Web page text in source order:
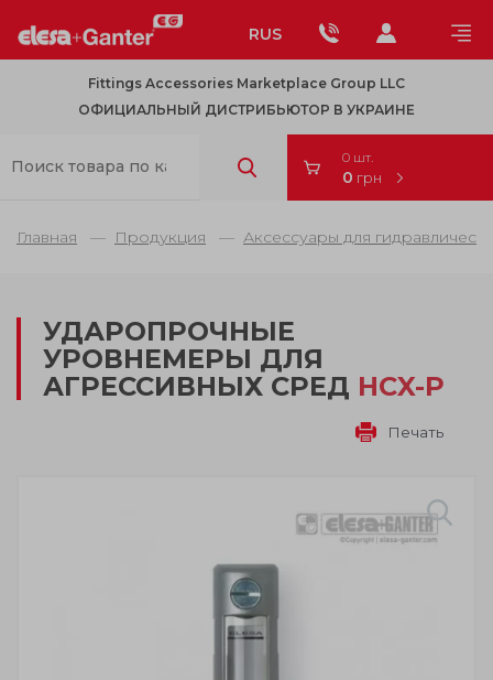
RUS
Fittings Accessories Marketplace Group LLC
ОФИЦИАЛЬНЫЙ ДИСТРИБЬЮТОР В УКРАИНЕ
0 шт.
0 грн
Главная Продукция Аксессуары для
УДАРОПРОЧНЫЕ
УРОВНЕМЕРЫ ДЛЯ
АГРЕССИВНЫХ СРЕД HCX-P
Печать